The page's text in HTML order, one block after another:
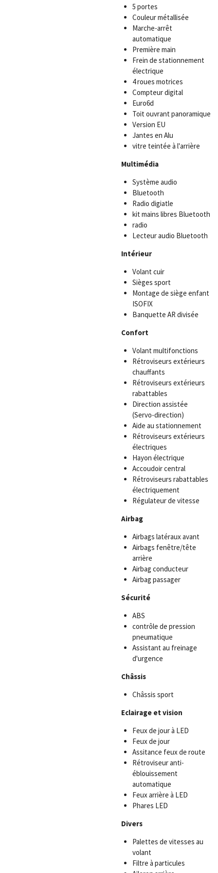
5 portes
Couleur métallisée
Marche-arrêt
automatique
Première main
Frein de stationnement
électrique
4 roues motrices
Compteur digital
Euro6d
Toit ouvrant panoramique
Version EU
Jantes en Alu
vitre teintée à l'arrière
Multimédia
Système audio
Bluetooth
Radio digiatle
kit mains libres Bluetooth
radio
Lecteur audio Bluetooth
Intérieur
Volant cuir
Sièges sport
Montage de siège enfant
ISOFIX
Banquette AR divisée
Confort
Volant multifonctions
Rétroviseurs extérieurs
chauffants
Rétroviseurs extérieurs
rabattables
Direction assistée
(Servo-direction)
Aide au stationnement
Rétroviseurs extérieurs
électriques
Hayon électrique
Accoudoir central
Rétroviseurs rabattables
électriquement
Régulateur de vitesse
Airbag
Airbags latéraux avant
Airbags fenêtre/tête
arrière
Airbag conducteur
Airbag passager
Sécurité
ABS
contrôle de pression
pneumatique
Assistant au freinage
d'urgence
Châssis
Châssis sport
Eclairage et vision
Feux de jour à LED
Feux de jour
Assitance feux de route
Rétroviseur anti-
éblouissement
automatique
Feux arrière à LED
Phares LED
Divers
Palettes de vitesses au
volant
Filtre à particules